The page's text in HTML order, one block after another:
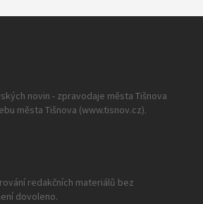
novin - zpravodaje města Tišnova
města Tišnova (www.tisnov.cz).
redakčních materiálů bez
dovoleno.